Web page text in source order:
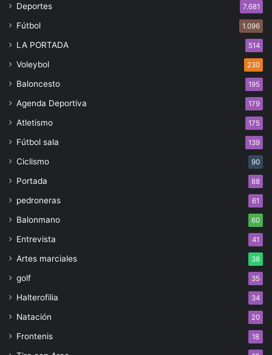
Deportes 7.681
Fútbol 1.096
LA PORTADA 514
Voleybol 230
Baloncesto 195
Agenda Deportiva 179
Atletismo 175
Fútbol sala 139
Ciclismo 90
Portada 88
pedroneras 61
Balonmano 60
Entrevista 41
Artes marciales 38
golf 35
Halterofilia 34
Natación 20
Frontenis 18